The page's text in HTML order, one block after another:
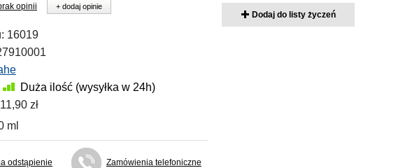
opinii + dodaj opinie
16019
Duża ilość (wysyłka w 24h)
11,90 zł
ml
odstąpienie Zamówienia telefoniczne
Dodaj do listy życzeń